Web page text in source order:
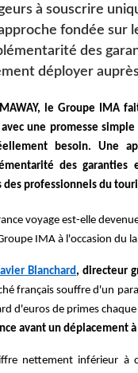
à souscrire
fondée sur
des
déployer
le Groupe IMA
une promesse
besoin. Une
des garanties
des professionnels du
voyage est-elle
IMA à l'occasion du
Blanchard, directeur
français souffre d'un
d'euros de primes chaque
avant un déplacement
nettement inférieur à